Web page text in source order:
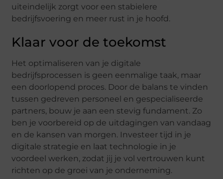
uiteindelijk zorgt voor een stabielere
bedrijfsvoering en meer rust in je hoofd.
Klaar voor de toekomst
Het optimaliseren van je digitale
bedrijfsprocessen is geen eenmalige taak, maar
een doorlopend proces. Door de balans te vinden
tussen gedreven personeel en gespecialiseerde
partners, bouw je aan een stevig fundament. Zo
ben je voorbereid op de uitdagingen van vandaag
en de kansen van morgen. Investeer tijd in je
digitale strategie en laat technologie in je
voordeel werken, zodat jij je vol vertrouwen kunt
richten op de groei van je onderneming.